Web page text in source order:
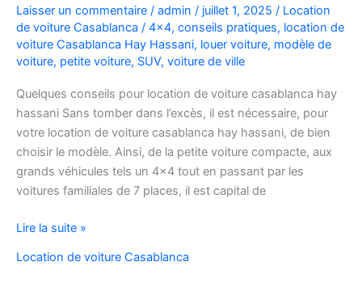
Laisser un commentaire / admin / juillet 1, 2025 / Location
de voiture Casablanca / 4x4, conseils pratiques, location de
voiture Casablanca Hay Hassani, louer voiture, modèle de
voiture, petite voiture, SUV, voiture de ville
Quelques conseils pour location de voiture casablanca hay
hassani Sans tomber dans l’excès, il est nécessaire, pour
votre location de voiture casablanca hay hassani, de bien
choisir le modèle. Ainsi, de la petite voiture compacte, aux
grands véhicules tels un 4×4 tout en passant par les
voitures familiales de 7 places, il est capital de
location
voiture
Lire la suite »
Location de voiture Casablanca